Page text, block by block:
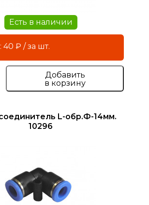
Есть в наличии
Розница: 40 ₽ / за шт.
Добавить
в корзину
L-обр.Ф-14мм.
10296